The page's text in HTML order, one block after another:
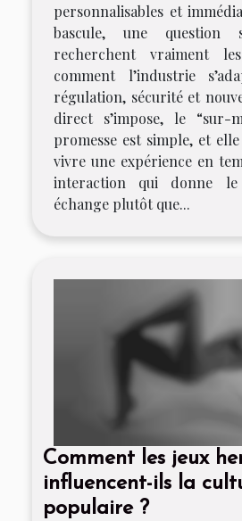
personnalisables et
bascule, une question
recherchent vraiment
comment l’industrie
régulation, sécurité et
direct s’impose, le “sur-
promesse est simple, et
vivre une expérience en
interaction qui donne le
échange plutôt que...
Comment les jeux
influencent-ils la
populaire ?